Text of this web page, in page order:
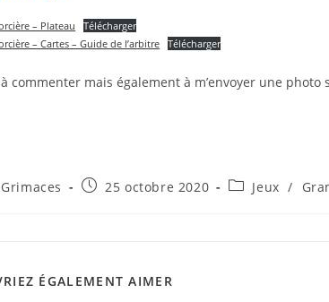
– Plateau
Télécharger
– Cartes – Guide de l’arbitre Télécharger
à commenter mais également à m’envoyer une photo
Publication
25 octobre 2020
PostJeux /
ÉGALEMENT AIMER